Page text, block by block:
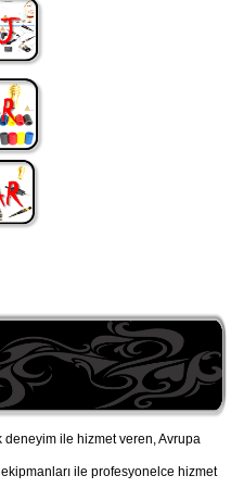
deneyim ile hizmet veren, Avrupa
ile profesyonelce hizmet